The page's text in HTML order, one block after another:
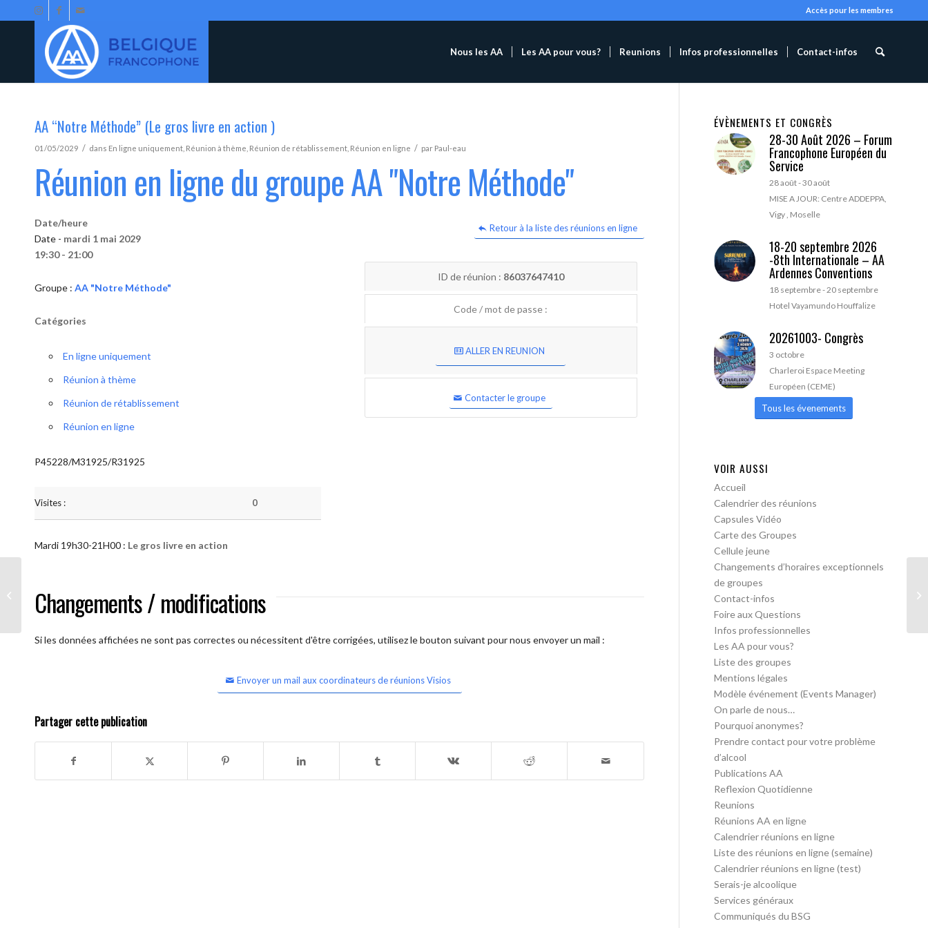
Accès pour les membres
Nous les AA Les AA pour vous? Reunions Infos professionnelles Contact-infos
AA “Notre Méthode” (Le gros livre en action )
01/05/2029 / dans En ligne uniquement Réunion à thème Réunion de rétablissement Réunion en ligne / par Paul-eau
Réunion en ligne du groupe AA "Notre Méthode"
Retour à la liste des réunions en ligne
Date/heure
Date - mardi 1 mai 2029
19:30 - 21:00
Groupe : AA "Notre Méthode"
Catégories
En ligne uniquement
Réunion à thème
Réunion de rétablissement
Réunion en ligne
P45228/M31925/R31925
Visites : 0
ID de réunion : 86037647410
Code / mot de passe :
ALLER EN REUNION
Contacter le groupe
Mardi 19h30-21H00 : Le gros livre en action
Changements / modifications
Si les données affichées ne sont pas correctes ou nécessitent d'être corrigées, utilisez le bouton suivant pour nous envoyer un mail :
Envoyer un mail aux coordinateurs de réunions Visios
Partager cette publication
ÉVÈNEMENTS ET CONGRÈS
28-30 Août 2026 – Forum
Francophone Européen du
Service
28 août-30 août
MISE A JOUR: Centre ADDEPPA,
Vigy , Moselle
18-20 septembre 2026
-8th Internationale – AA
Ardennes Conventions
18 septembre-20 septembre
Hotel Vayamundo Houffalize
20261003- Congrès
3 octobre
Charleroi Espace Meeting
Européen (CEME)
Tous les évenements
VOIR AUSSI
Accueil
Calendrier des réunions
Capsules Vidéo
Carte des Groupes
Cellule jeune
Changements d’horaires exceptionnels
de groupes
Contact-infos
Foire aux Questions
Infos professionnelles
Les AA pour vous?
Liste des groupes
Mentions légales
Modèle événement (Events Manager)
On parle de nous…
Pourquoi anonymes?
Prendre contact pour votre problème
d’alcool
Publications AA
Reflexion Quotidienne
Reunions
Réunions AA en ligne
Calendrier réunions en ligne
Liste des réunions en ligne (semaine)
Calendrier réunions en ligne (test)
Serais-je alcoolique
Services généraux
Communiqués du BSG
action )